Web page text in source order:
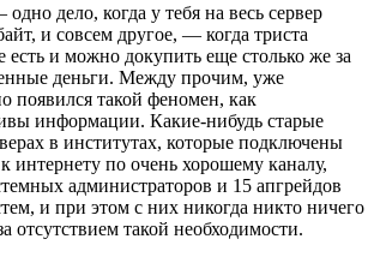
дело, когда у тебя на весь сервер
и совсем другое, — когда триста
есть и можно докупить еще столько же за
деньги. Между прочим, уже
появился такой феномен, как
информации. Какие-нибудь старые
в институтах, которые подключены
интернету по очень хорошему каналу,
администраторов и 15 апгрейдов
и при этом с них никогда никто ничего
отсутствием такой необходимости.